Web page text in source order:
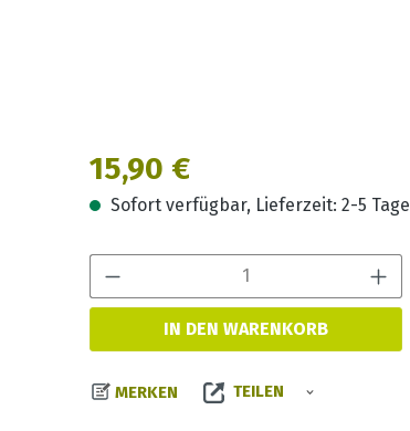
Regulärer Preis:
15,90 €
Sofort verfügbar, Lieferzeit: 2-5 Tage
IN DEN WARENKORB
MERKEN TEILEN